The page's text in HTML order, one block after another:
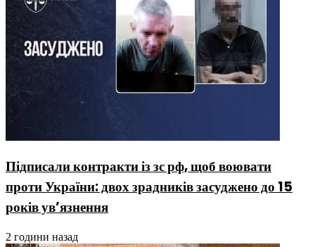
Підписали контракти із зс рф, щоб воювати
проти України: двох зрадників засуджено до 15
років ув’язнення
2 години назад